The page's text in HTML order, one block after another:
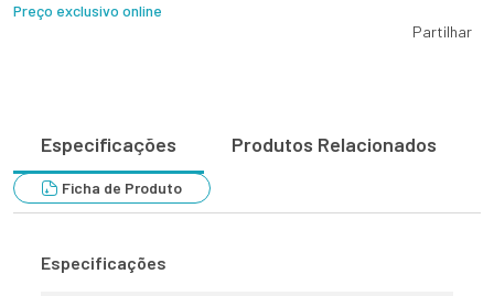
Preço exclusivo online
Partilhar
Especificações Produtos Relacionados
Ficha de Produto
Especificações